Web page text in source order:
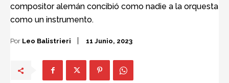
compositor alemán concibió como nadie a la orquesta
como un instrumento.
Por Leo Balistrieri 11 Junio, 2023